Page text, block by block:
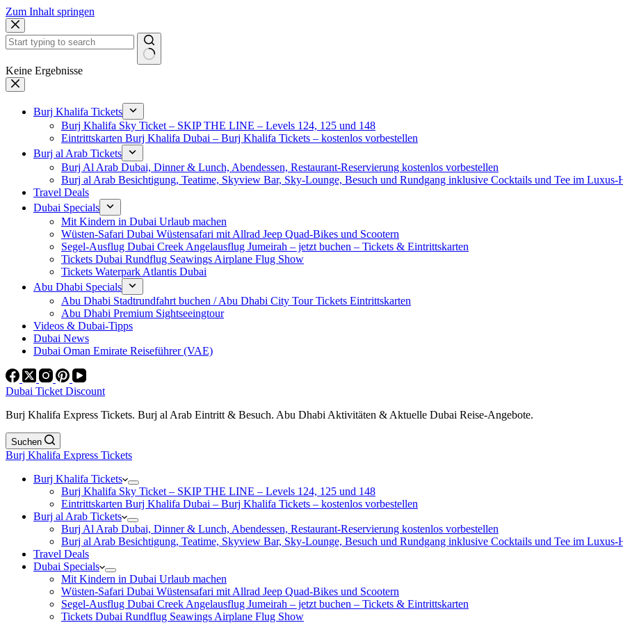
Zum Inhalt springen
Keine Ergebnisse
Burj Khalifa Tickets
Burj Khalifa Sky Ticket – SKIP THE LINE – Levels 124, 125 und 148
Eintrittskarten Burj Khalifa Dubai – Burj Khalifa Tickets – kostenlos vorbestellen
Burj al Arab Tickets
Burj Al Arab Dubai, Dinner & Lunch, Abendessen, Restaurant-Reservierung kostenlos vorbestellen
Burj al Arab Besichtigung, Teatime, Skyview Bar, Sky-Lounge, Besuch und Rundgang inklusive Cocktails und Tee im Luxus-
Travel Deals
Dubai Specials
Mit Kindern in Dubai Urlaub machen
Wüsten-Safari Dubai Wüstensafari mit Allrad Jeep Quad-Bikes und Scootern
Segel-Ausflug Dubai Creek Angelausflug Jumeirah – jetzt buchen – Tickets & Eintrittskarten
Tickets Dubai Rundflug Seawings Airplane Flug Show
Tickets Waterpark Atlantis Dubai
Abu Dhabi Specials
Abu Dhabi Stadtrundfahrt buchen / Abu Dhabi City Tour Tickets Eintrittskarten
Abu Dhabi Premium Sightseeingtour
Videos & Dubai-Tipps
Dubai News
Dubai Oman Emirate Reiseführer (VAE)
Dubai Ticket Discount
Burj Khalifa Express Tickets. Burj al Arab Eintritt & Besuch. Abu Dhabi Aktivitäten & Aktuelle Dubai Reise-Angebote.
Suchen
Burj Khalifa Express Tickets
Burj Khalifa Tickets
Burj Khalifa Sky Ticket – SKIP THE LINE – Levels 124, 125 und 148
Eintrittskarten Burj Khalifa Dubai – Burj Khalifa Tickets – kostenlos vorbestellen
Burj al Arab Tickets
Burj Al Arab Dubai, Dinner & Lunch, Abendessen, Restaurant-Reservierung kostenlos vorbestellen
Burj al Arab Besichtigung, Teatime, Skyview Bar, Sky-Lounge, Besuch und Rundgang inklusive Cocktails und Tee im Luxus-
Travel Deals
Dubai Specials
Mit Kindern in Dubai Urlaub machen
Wüsten-Safari Dubai Wüstensafari mit Allrad Jeep Quad-Bikes und Scootern
Segel-Ausflug Dubai Creek Angelausflug Jumeirah – jetzt buchen – Tickets & Eintrittskarten
Tickets Dubai Rundflug Seawings Airplane Flug Show